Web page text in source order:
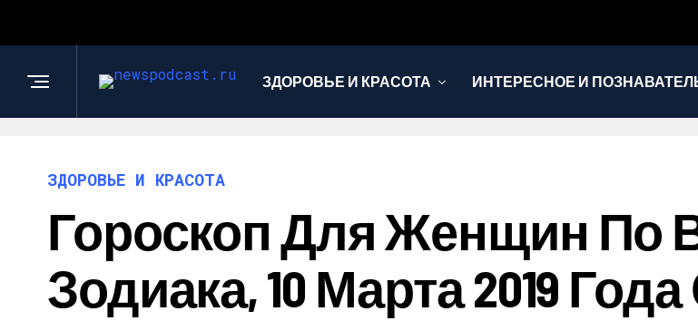
ЗДОРОВЬЕ И КРАСОТА ИНТЕРЕСНОЕ И
ЗДОРОВЬЕ И КРАСОТА
Гороскоп Для Женщин По
Зодиака, 10 Марта 2019